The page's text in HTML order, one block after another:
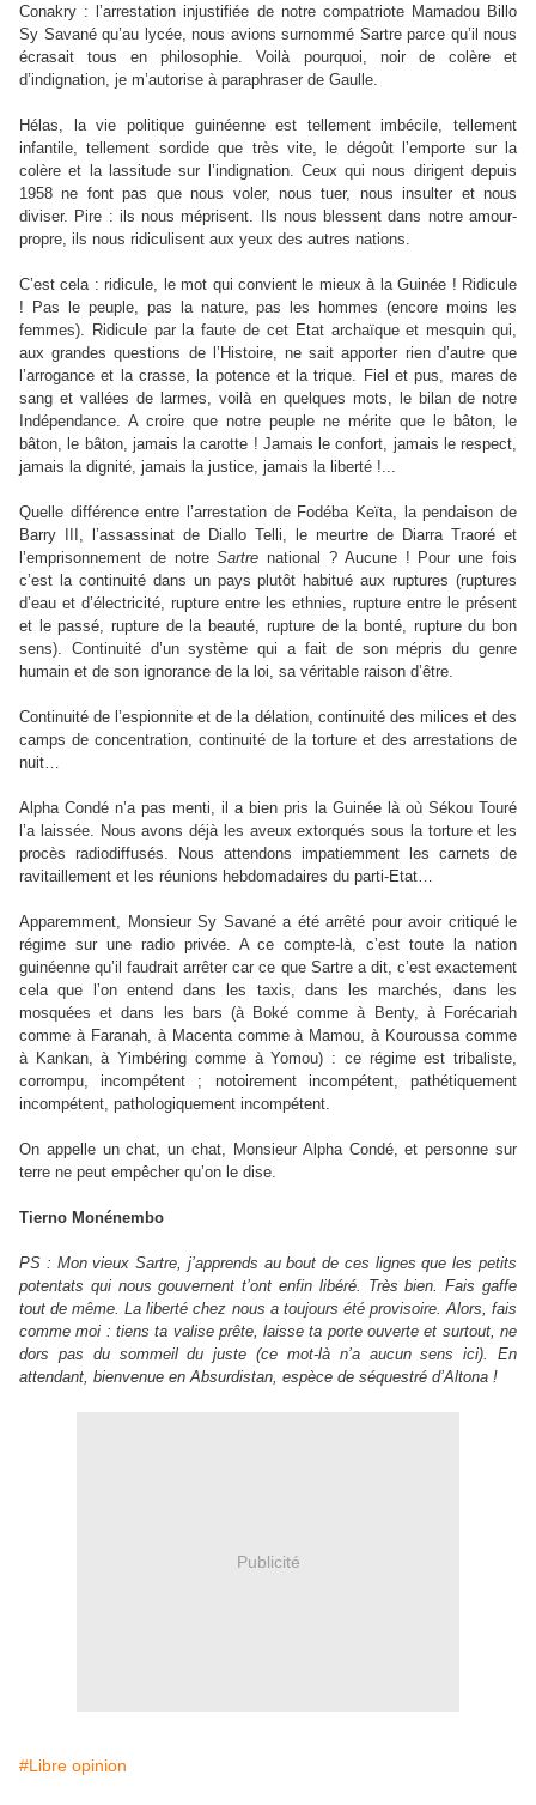
Conakry : l’arrestation injustifiée de notre compatriote Mamadou Billo
Sy Savané qu’au lycée, nous avions surnommé Sartre parce qu’il nous
écrasait tous en philosophie. Voilà pourquoi, noir de colère et
d’indignation, je m’autorise à paraphraser de Gaulle.
Hélas, la vie politique guinéenne est tellement imbécile, tellement
infantile, tellement sordide que très vite, le dégoût l’emporte sur la
colère et la lassitude sur l’indignation. Ceux qui nous dirigent depuis
1958 ne font pas que nous voler, nous tuer, nous insulter et nous
diviser. Pire : ils nous méprisent. Ils nous blessent dans notre amour-
propre, ils nous ridiculisent aux yeux des autres nations.
C’est cela : ridicule, le mot qui convient le mieux à la Guinée ! Ridicule
! Pas le peuple, pas la nature, pas les hommes (encore moins les
femmes). Ridicule par la faute de cet Etat archaïque et mesquin qui,
aux grandes questions de l’Histoire, ne sait apporter rien d’autre que
l’arrogance et la crasse, la potence et la trique. Fiel et pus, mares de
sang et vallées de larmes, voilà en quelques mots, le bilan de notre
Indépendance. A croire que notre peuple ne mérite que le bâton, le
bâton, le bâton, jamais la carotte ! Jamais le confort, jamais le respect,
jamais la dignité, jamais la justice, jamais la liberté !...
Quelle différence entre l’arrestation de Fodéba Keïta, la pendaison de
Barry III, l’assassinat de Diallo Telli, le meurtre de Diarra Traoré et
l’emprisonnement de notreSartre national ? Aucune ! Pour une fois
c’est la continuité dans un pays plutôt habitué aux ruptures (ruptures
d’eau et d’électricité, rupture entre les ethnies, rupture entre le présent
et le passé, rupture de la beauté, rupture de la bonté, rupture du bon
sens). Continuité d’un système qui a fait de son mépris du genre
humain et de son ignorance de la loi, sa véritable raison d’être.
Continuité de l’espionnite et de la délation, continuité des milices et des
camps de concentration, continuité de la torture et des arrestations de
nuit…
Alpha Condé n’a pas menti, il a bien pris la Guinée là où Sékou Touré
l’a laissée. Nous avons déjà les aveux extorqués sous la torture et les
procès radiodiffusés. Nous attendons impatiemment les carnets de
ravitaillement et les réunions hebdomadaires du parti-Etat…
Apparemment, Monsieur Sy Savané a été arrêté pour avoir critiqué le
régime sur une radio privée. A ce compte-là, c’est toute la nation
guinéenne qu’il faudrait arrêter car ce que Sartre a dit, c’est exactement
cela que l’on entend dans les taxis, dans les marchés, dans les
mosquées et dans les bars (à Boké comme à Benty, à Forécariah
comme à Faranah, à Macenta comme à Mamou, à Kouroussa comme
à Kankan, à Yimbéring comme à Yomou) : ce régime est tribaliste,
corrompu, incompétent ; notoirement incompétent, pathétiquement
incompétent, pathologiquement incompétent.
On appelle un chat, un chat, Monsieur Alpha Condé, et personne sur
terre ne peut empêcher qu’on le dise.
Tierno Monénembo
PS : Mon vieux Sartre, j’apprends au bout de ces lignes que les petits
potentats qui nous gouvernent t’ont enfin libéré. Très bien. Fais gaffe
tout de même. La liberté chez nous a toujours été provisoire. Alors, fais
comme moi : tiens ta valise prête, laisse ta porte ouverte et surtout, ne
dors pas du sommeil du juste (ce mot-là n’a aucun sens ici).
En
attendant, bienvenue en Absurdistan, espèce de séquestré d’Altona !
Publicité
#Libre opinion